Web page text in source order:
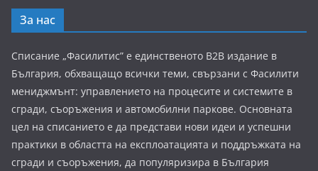
За нас
Списание „Фасилитис” е единственото B2B издание в
България, обхващащо всички теми, свързани с Фасилити
мениджмънт: управлението на процесите и системите в
сгради, съоръжения и автомобилни паркове. Основната
цел на списанието е да представи нови идеи и успешни
практики в областта на експлоатацията и поддръжката на
сгради и съоръжения, да популяризира в България